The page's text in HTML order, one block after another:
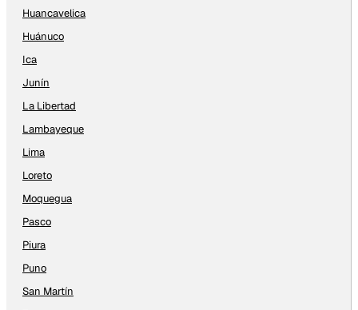
Huancavelica
Huánuco
Ica
Junín
La Libertad
Lambayeque
Lima
Loreto
Moquegua
Pasco
Piura
Puno
San Martín